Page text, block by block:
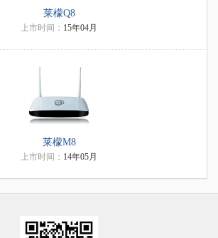
莱檬Q8
上市时间： 15年04月
莱檬M8
上市时间： 14年05月